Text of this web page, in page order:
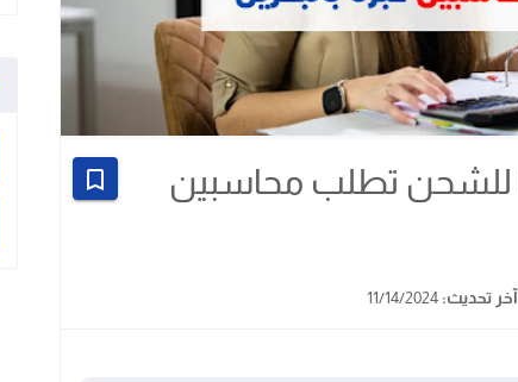
وظائف بالبحرين - شركة DHL للشحن تطلب محاسبين
آخر تحديث: 11/14/2024